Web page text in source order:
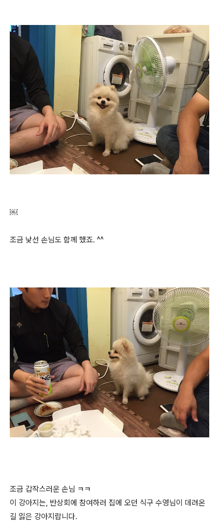
￼
조금 낯선 손님도 함께 했죠. ^^
조금 갑작스러운 손님 ㅋㅋ
이 강아지는, 반상회에 참여하러 집에 오던 식구 수영님이 데려온
길 잃은 강아지랍니다.